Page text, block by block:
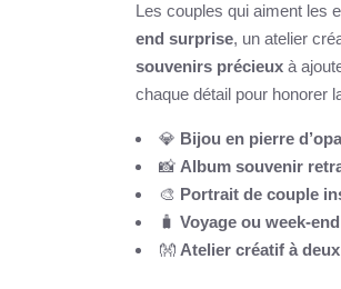
Les couples qui aiment les
end surprise, un atelier
souvenirs précieux à
chaque détail pour honorer
💎 Bijou en pierre
📸 Album souvenir
🎨 Portrait de couple
🧳 Voyage ou week-
👐 Atelier créatif à deux